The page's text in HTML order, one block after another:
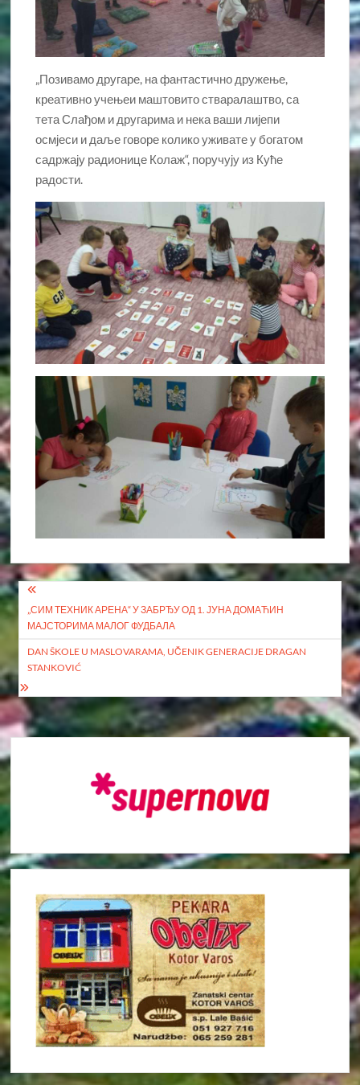
„Позивамо другаре, на фантастично дружење,
креативно учењеи маштовито стваралаштво, са
тета Слађом и другарима и нека ваши лијепи
осмјеси и даље говоре колико уживате у богатом
садржају радионице Колаж“, поручују из Куће
радости.
Кретање
чланка
„СИМ ТЕХНИК АРЕНА“ У ЗАБРЂУ ОД 1. ЈУНА ДОМАЋИН
МАЈСТОРИМА МАЛОГ ФУДБАЛА
DAN ŠKOLE U MASLOVARAMA, UČENIK GENERACIJE DRAGAN
STANKOVIĆ